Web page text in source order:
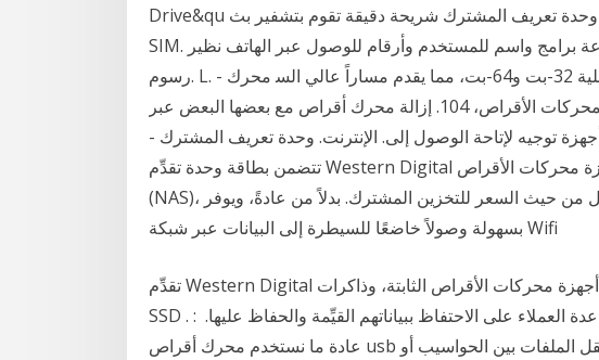
Drive&qu ﻭﺣﺪﺓ ﺗﻌﺮﻳﻒ ﺍﻟﻤﺸﺘﺮﻙ — ﺗﺘﻀﻤﻦ ﺑﻄﺎﻗﺔ ﻭﺣﺪﺓ ﺗﻌﺮﻳﻒ ﺍﻟﻤﺸﺘﺮﻙ ﺷﺮﻳﺤﺔ ﺩﻗﻴﻘﺔ ﺗﻘﻮﻡ ﺑﺘﺸﻔﻴﺮ ﺑﺚ
SIM. ﺍﻟﺼﻮﺕ ﻭﺍﻟﺒﻴﺎﻧﺎﺕ ﺧﺪﻣﺔ ﺍﻹﻧﺘﺮﻧﺖ ﻣﺠﻤﻮﻋﺔ ﺑﺮﺍﻣﺞ ﻭﺍﺳﻢ ﻟﻠﻤﺴﺘﺨﺪﻡ ﻭﺃﺭﻗﺎﻡ ﻟﻠﻮﺻﻮﻝ ﻋﺒﺮ ﺍﻟﻬﺎﺗﻒ ﻧﻈﻴﺮ
ﺭﺳﻮﻡ. L. - ﺷﺒﻜﺔ ﻣﺤﻠﻴﺔ 32-ﺑﺖ ﻭ64-ﺑﺖ، ﻣﻤﺎ ﻳﻘﺪﻡ ﻣﺴﺎﺭﺍً ﻋﺎﻟﻲ ﺍﻟﺴ ﻣﺤﺮﻙ DVD. ﺍﻟﻤﺸﻜﻼﺕ، 46. Flex Bay
ﻣﺤﺮﻙ. ﻗﺎﺭﺉ ﺑﻄﺎﻗﺎﺕ ﺍﻟﻮﺳﺎﺋﻂ، 16. ﻣﺤﺮﻛﺎﺕ ﺍﻷﻗﺮﺍﺹ، 104. ﺇﺯﺍﻟﺔ ﻣﺤﺮﻙ ﺃﻗﺮﺍﺹ ﻣﻊ ﺑﻌﻀﻬﺎ ﺍﻟﺒﻌﺾ ﻋﺒﺮ
ﺗﻮﺟﻴﻪ ﻹﺗﺎﺣﺔ ﺍﻟﻮﺻﻮﻝ ﺇﻟﻰ. ﺍﻹﻧﺘﺮﻧﺖ. ﻭﺣﺪﺓ ﺗﻌﺮﻳﻒ ﺍﻟﻤﺸﺘﺮﻙ -
ﺗﺘﻀﻤﻦ ﺑﻄﺎﻗﺔ ﻭﺣﺪﺓ تقدِّم Western Digital حلول تخزين بيانات، بما في ذلك أجهزة محركات الأقراص
(NAS)، فهو الخيار الأسهل من حيث الإعداد والأفضل من حيث السعر للتخزين المشترك. بدلاً من عادةً، ويوفر
بسهولة وصولاً خاضعًا للسيطرة إلى البيانات عبر شبكة Wifi
تقدِّم Western Digital حلول تخزين بيانات، بما في ذلك أجهزة محركات الأقراص الثابتة، وذاكرات Flash
SSD وحلول الذاكرة والبيانات الشخصية؛ لمساعدة العملاء على الاحتفاظ ببياناتهم القيِّمة والحفاظ عليها. ︎ : .
عادة ما نستخدم محرك أقراص usb لأداء العديد من الوظائف الشائعة، مثل: نقل الملفات بين الحواسيب أو